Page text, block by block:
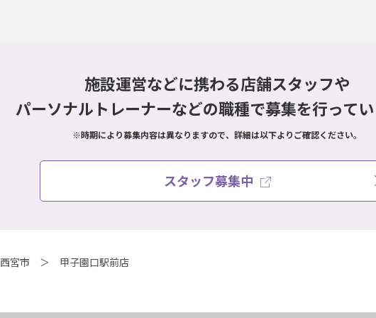
施設運営などに携わる店舗スタッフや
パーソナルトレーナーなどの職種で募集を行って
※時期により募集内容は異なりますので、詳細は以下よりご確認ください。
スタッフ募集中
西宮市 甲子園口駅前店